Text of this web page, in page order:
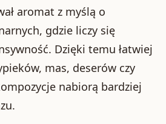
aromat z myślą o
gdzie liczy się
Dzięki temu łatwiej
mas, deserów czy
nabiorą bardziej